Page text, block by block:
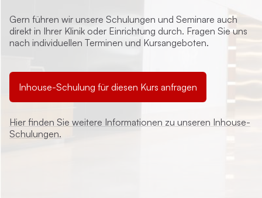
Gern führen wir unsere Schulungen und Seminare auch
direkt in Ihrer Klinik oder Einrichtung durch. Fragen Sie uns
nach individuellen Terminen und Kursangeboten.
Inhouse-Schulung für diesen Kurs anfragen
Hier finden Sie weitere Informationen zu unseren Inhouse-
Schulungen.